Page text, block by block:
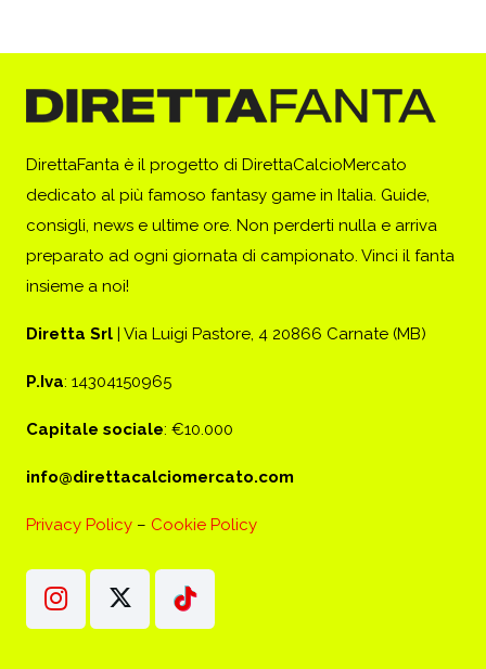
DirettaFanta è il progetto di DirettaCalcioMercato
dedicato al più famoso fantasy game in Italia. Guide,
consigli, news e ultime ore. Non perderti nulla e arriva
preparato ad ogni giornata di campionato. Vinci il fanta
insieme a noi!
Diretta Srl | Via Luigi Pastore, 4 20866 Carnate (MB)
P.Iva: 14304150965
Capitale sociale: €10.000
info@direttacalciomercato.com
Privacy Policy – Cookie Policy